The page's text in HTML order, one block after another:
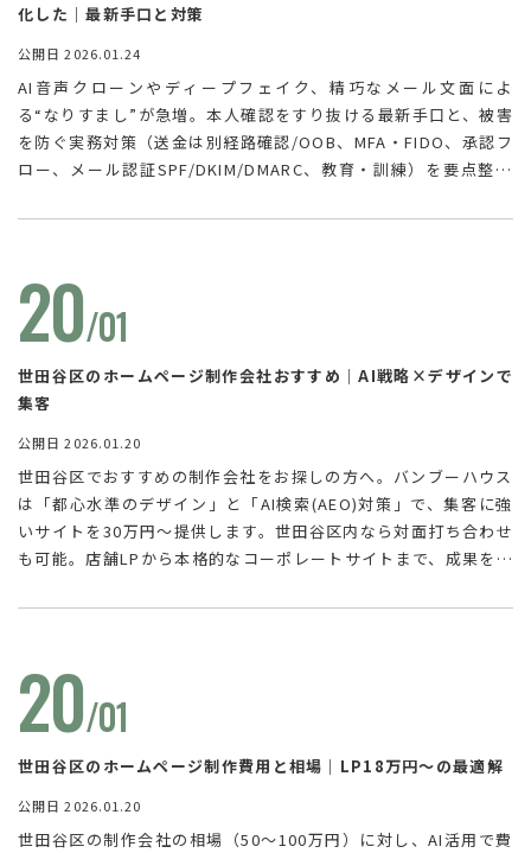
化した｜最新手口と対策
公開日 2026.01.24
AI音声クローンやディープフェイク、精巧なメール文面によ
る“なりすまし”が急増。本人確認をすり抜ける最新手口と、被害
を防ぐ実務対策（送金は別経路確認/OOB、MFA・FIDO、承認フ
ロー、メール認証SPF/DKIM/DMARC、教育・訓練）を要点整理
社内周知にも使える内容です。
20/01
世田谷区のホームページ制作会社おすすめ｜AI戦略×デザインで
集客
公開日 2026.01.20
世田谷区でおすすめの制作会社をお探しの方へ。バンブーハウス
は「都心水準のデザイン」と「AI検索(AEO)対策」で、集客に強
いサイトを30万円〜提供します。世田谷区内なら対面打ち合わせ
も可能。店舗LPから本格的なコーポレートサイトまで、成果を出
20/01
世田谷区のホームページ制作費用と相場｜LP18万円〜の最適解
公開日 2026.01.20
世田谷区の制作会社の相場（50〜100万円）に対し、AI活用で費